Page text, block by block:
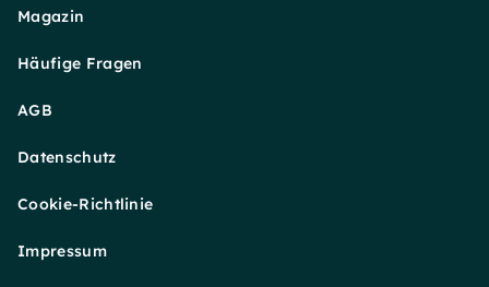
Magazin
Häufige Fragen
AGB
Datenschutz
Cookie-Richtlinie
Impressum